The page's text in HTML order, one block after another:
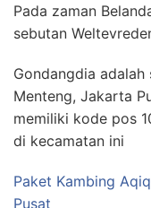
Pada zaman
sebutan
Gondangdia adalah
Menteng, Jakarta
memiliki kode pos
di kecamatan ini
Paket Kambing
Pusat